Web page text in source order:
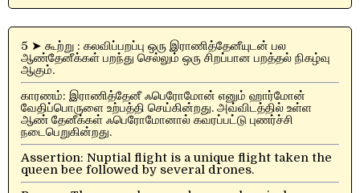
5 ➤ கூற்று : கலவிப்பறப்பு ஒரு இராணித்தேனீயுடன் பல
ஆண்தேனீக்கள் பறந்து செல்லும் ஒரு சிறப்பான பறத்தல் நிகழ்வு
ஆகும்.
காரணம்: இராணித்தேனீ ஃபெரோமோன் எனும் ஹார்மோன்
வேதிப்பொருளை உற்பத்தி செய்கின்றது. அவ்விடத்தில் உள்ள
ஆண் தேனீக்கள் ஃபெரோமோனால் கவரப்பட்டு புணர்ச்சி
நடைபெறுகின்றது.
Assertion: Nuptial flight is a unique flight taken the
queen bee followed by several drones.